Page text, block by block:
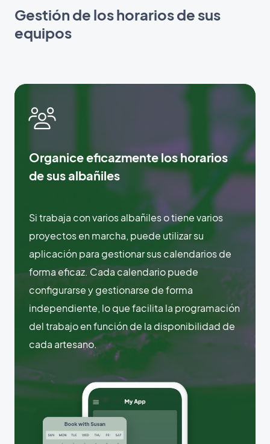
Gestión de los horarios de sus
equipos
Organice eficazmente los horarios
de sus albañiles
Si trabaja con varios albañiles o tiene varios
proyectos en marcha, puede utilizar su
aplicación para gestionar sus calendarios de
forma eficaz. Cada calendario puede
configurarse y gestionarse de forma
independiente, lo que facilita la programación
del trabajo en función de la disponibilidad de
cada artesano.